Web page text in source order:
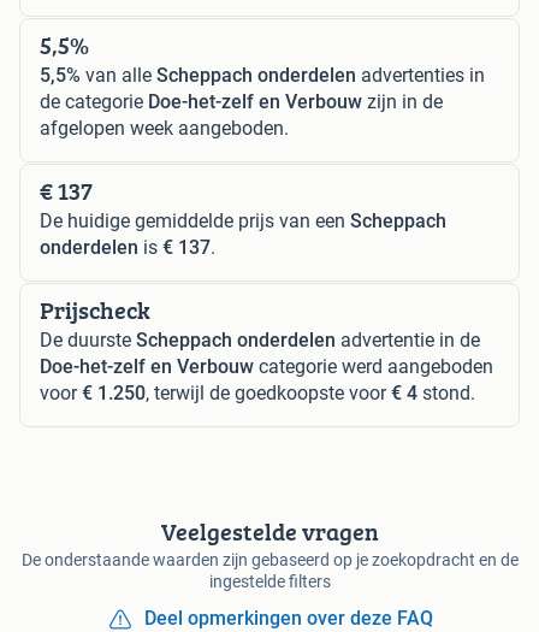
5,5%
5,5% van alle Scheppach onderdelen advertenties in
de categorie Doe-het-zelf en Verbouw zijn in de
afgelopen week aangeboden.
€ 137
De huidige gemiddelde prijs van een Scheppach
onderdelen is € 137.
Prijscheck
De duurste Scheppach onderdelen advertentie in de
Doe-het-zelf en Verbouw categorie werd aangeboden
voor€ 1.250, terwijl de goedkoopste voor€ 4 stond.
Veelgestelde vragen
De onderstaande waarden zijn gebaseerd op je zoekopdracht en de
ingestelde filters
Deel opmerkingen over deze FAQ